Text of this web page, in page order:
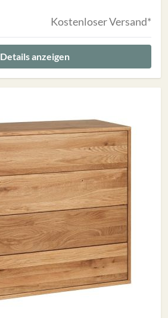
Kostenloser Versand*
Details anzeigen